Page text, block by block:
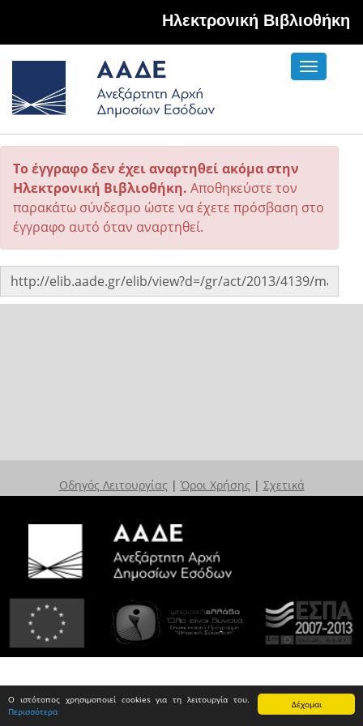
Δέχομαι
Ο ιστότοπος χρησιμοποιεί cookies για τη λειτουργία του.
Περισσότερα
Hλεκτρονική Βιβλιοθήκη
Toggle
Το έγγραφο δεν έχει αναρτηθεί ακόμα στην
Ηλεκτρονική Βιβλιοθήκη. Αποθηκεύστε τον
παρακάτω σύνδεσμο ώστε να έχετε πρόσβαση στο
έγγραφο αυτό όταν αναρτηθεί.
Οδηγός Λειτουργίας | Όροι Χρήσης | Σχετικά